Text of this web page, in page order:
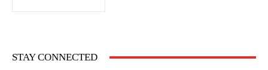
STAY CONNECTED